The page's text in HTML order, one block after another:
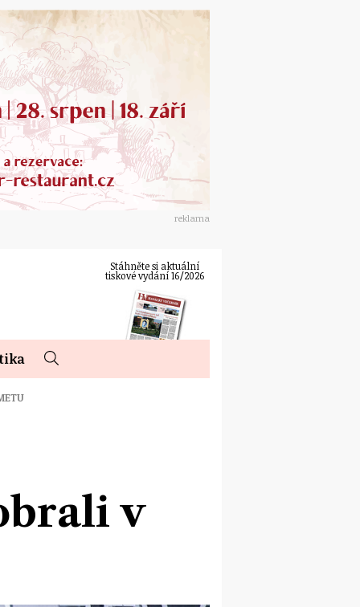
reklama
Stáhněte si aktuální
tiskové vydání 16/2026
v